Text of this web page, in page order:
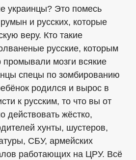
украинцы? Это помесь
и русских, которые
веру. Кто такие
русские, которым
промывали мозги всякие
спецы по зомбированию
родился и вырос в
к русским, то что вы от
действовать жёстко,
хунты, шустеров,
СБУ, армейских
работающих на ЦРУ. Всё